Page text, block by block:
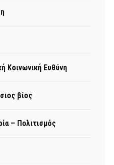
Κοινωνική Ευθύνη
βίος
– Πολιτισμός